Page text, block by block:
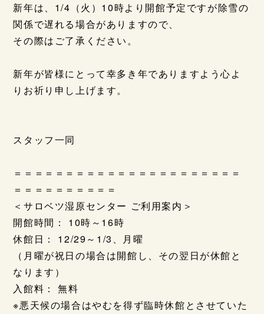
新年は、1/4（火）10時より開館予定ですが除雪の
関係で遅れる場合がありますので、
その際はご了承ください。
新年が皆様にとって幸多き年でありますよう心よ
りお祈り申し上げます。
スタッフ一同
＝＝＝＝＝＝＝＝＝＝＝＝＝＝＝＝＝＝＝＝＝＝
＝＝＝＝＝＝＝＝＝＝
＜サロベツ湿原センター ご利用案内＞
開館時間： 10時～16時
休館日： 12/29～1/3、月曜
（月曜が祝日の場合は開館し、その翌日が休館と
なります）
入館料： 無料
※悪天候の場合はやむを得ず臨時休館とさせていた